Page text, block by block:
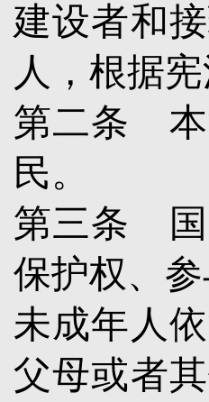
建设者和
人，根据
第二条 本
民。
第三条 国
保护权、
未成年人
父母或者